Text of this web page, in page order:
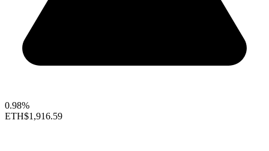
0.98%
ETH$1,916.59